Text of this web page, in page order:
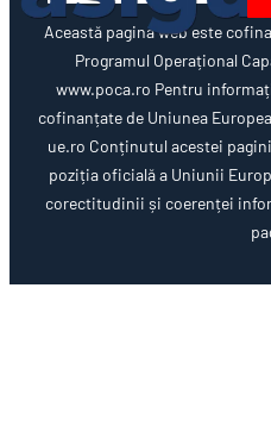
Programul Operațional
www.poca.ro Pentru
cofinanțate de Uniunea
ue.ro Conținutul acestei
poziția oficială a Uniunii
corectitudinii și coerenței